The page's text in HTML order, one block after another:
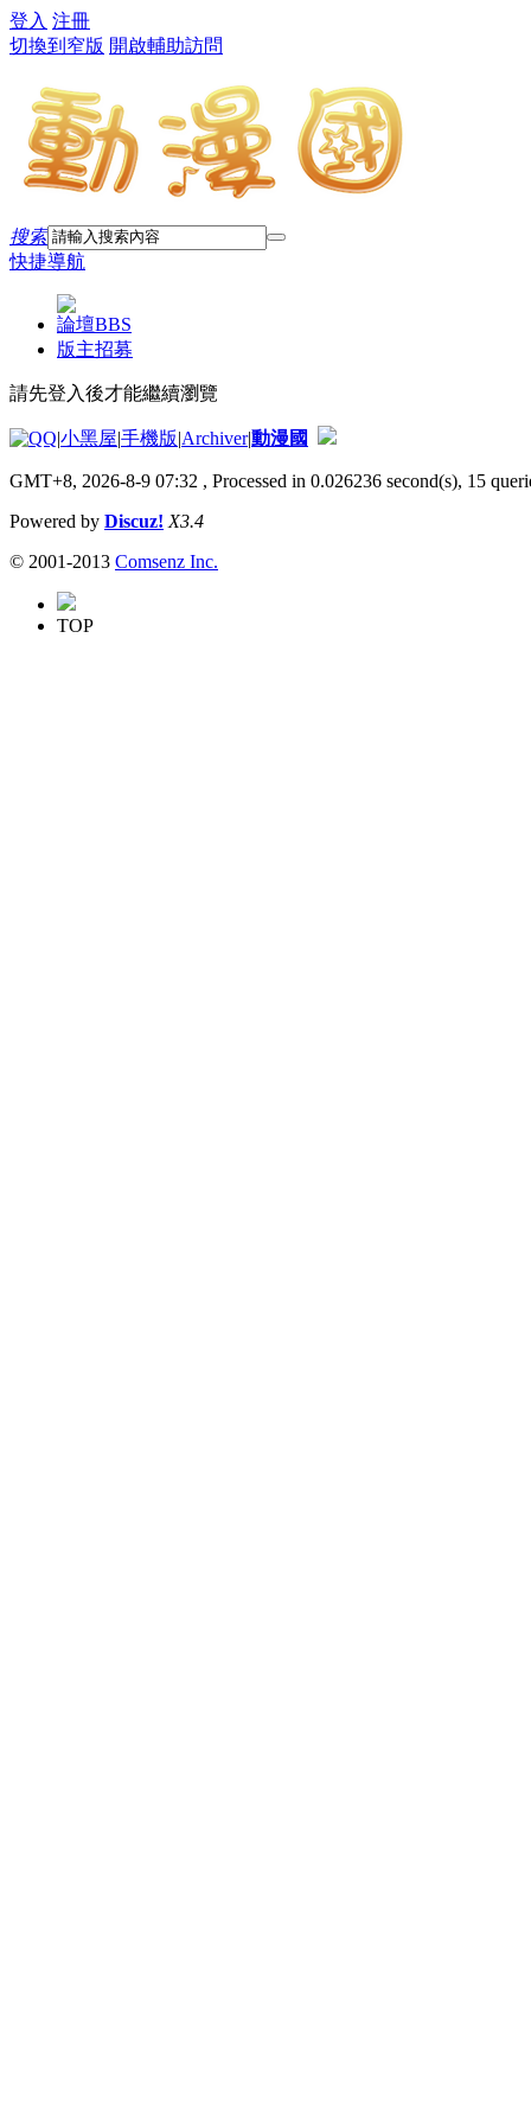
登入 注冊
切換到窄版 開啟輔助訪問
搜索
快捷導航
論壇BBS
版主招募
請先登入後才能繼續瀏覽
|小黑屋|手機版|Archiver|動漫國
GMT+8, 2026-8-9 07:32 , Processed in 0.026236 second(s), 15
Powered by Discuz! X3.4
© 2001-2013 Comsenz Inc.
TOP